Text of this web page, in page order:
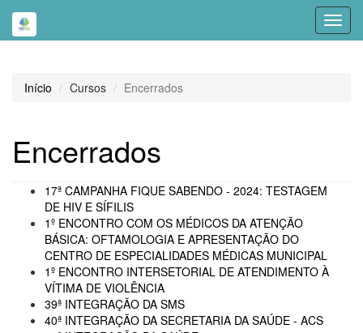
Início Cursos Encerrados
Encerrados
17ª CAMPANHA FIQUE SABENDO - 2024: TESTAGEM
DE HIV E SÍFILIS
1º ENCONTRO COM OS MÉDICOS DA ATENÇÃO
BÁSICA: OFTAMOLOGIA E APRESENTAÇÃO DO
CENTRO DE ESPECIALIDADES MÉDICAS MUNICIPAL
1º ENCONTRO INTERSETORIAL DE ATENDIMENTO À
VÍTIMA DE VIOLÊNCIA
39ª INTEGRAÇÃO DA SMS
40ª INTEGRAÇÃO DA SECRETARIA DA SAÚDE - ACS